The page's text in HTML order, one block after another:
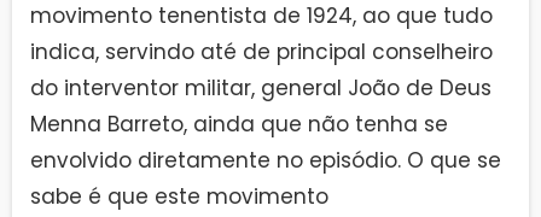
movimento tenentista de 1924, ao que tudo
indica, servindo até de principal conselheiro
do interventor militar, general João de Deus
Menna Barreto, ainda que não tenha se
envolvido diretamente no episódio. O que se
sabe é que este movimento